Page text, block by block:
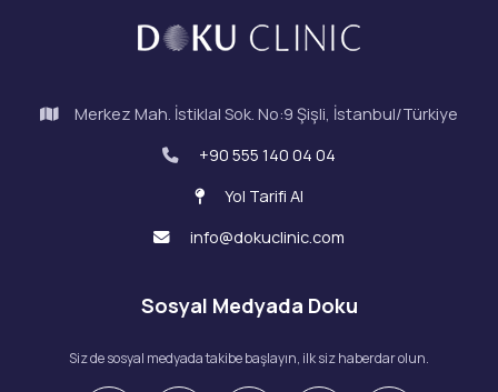
Merkez Mah. İstiklal Sok. No:9 Şişli, İstanbul/Türkiye
+90 555 140 04 04
Yol Tarifi Al
info@dokuclinic.com
Sosyal Medyada Doku
Siz de sosyal medyada takibe başlayın, ilk siz haberdar olun.